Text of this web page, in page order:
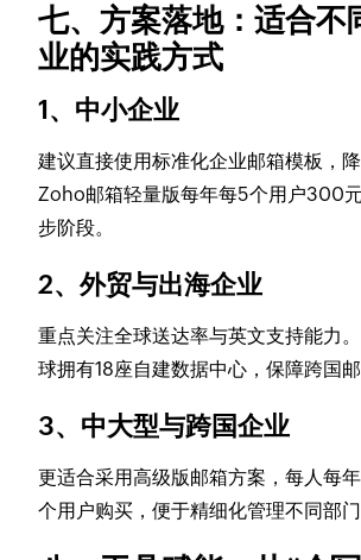
七、方案落地：适合不
业的实践方式
1、中小企业
建议直接使用标准化企业邮箱模板，降
Zoho邮箱轻量版每年每5个用户300
步阶段。
2、外贸与出海企业
重点关注全球送达率与英文支持能力
球拥有18座自建数据中心，保障跨国邮
3、中大型与跨国企业
更适合采用高级版邮箱方案，每人每
个用户购买，便于精细化管理不同部门